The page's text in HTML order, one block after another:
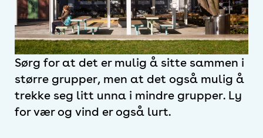
Sørg for at det er mulig å sitte sammen i
større grupper, men at det også mulig å
trekke seg litt unna i mindre grupper. Ly
for vær og vind er også lurt.